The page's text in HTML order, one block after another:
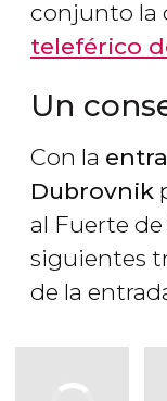
conjunto la
teleférico
Un
Con la
Dubrovnik
al Fuerte
siguientes
de la